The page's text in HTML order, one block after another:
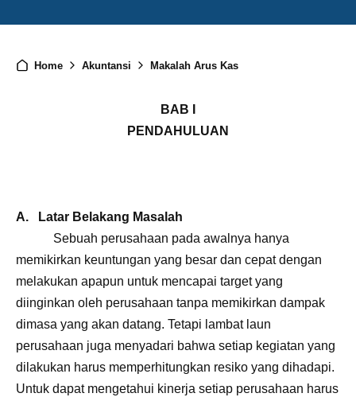
Home Akuntansi Makalah Arus Kas
BAB I
PENDAHULUAN
A. Latar Belakang Masalah
Sebuah perusahaan pada awalnya hanya
memikirkan keuntungan yang besar dan cepat dengan
melakukan apapun untuk mencapai target yang
diinginkan oleh perusahaan tanpa memikirkan dampak
dimasa yang akan datang. Tetapi lambat laun
perusahaan juga menyadari bahwa setiap kegiatan yang
dilakukan harus memperhitungkan resiko yang dihadapi.
Untuk dapat mengetahui kinerja setiap perusahaan harus